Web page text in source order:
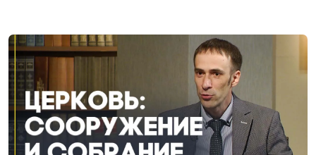
заговора?
священнослужитель
Почему верующие
увлекаются
конспирологией?
Юлия Синицына,
Александр Синицын,
священнослужитель
Теории заговора — правда
или вымысел?
Юлия Синицына,
Александр Синицын,